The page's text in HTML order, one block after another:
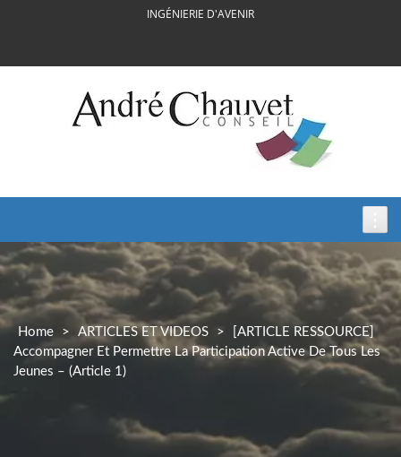
INGÉNIERIE D'AVENIR
Home > ARTICLES ET VIDEOS >
[ARTICLE RESSOURCE]
Accompagner Et Permettre La Participation Active De Tous Les
Jeunes – (Article 1)